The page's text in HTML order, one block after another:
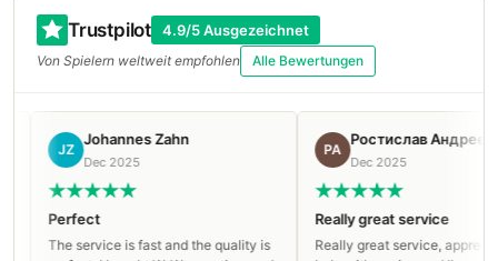
Trustpilot 4.9/5 Ausgezeichnet
Von Spielern weltweit empfohlen Alle Bewertungen
JZ
Johannes Zahn
Dec 2025
Perfect
The service is fast and the quality is
РА
Ростислав Андреев
Dec 2025
Really great service
Really great service, appreciate